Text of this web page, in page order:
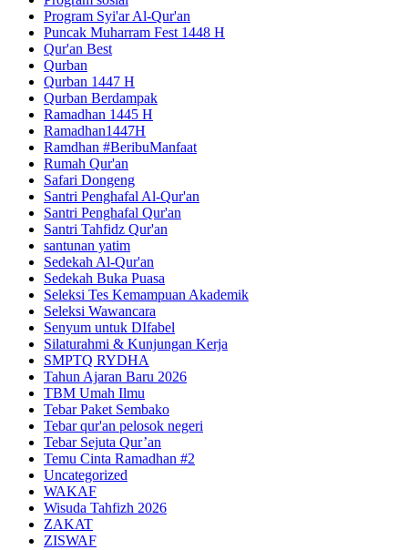
Program Syi'ar Al-Qur'an
Puncak Muharram Fest 1448 H
Qur'an Best
Qurban
Qurban 1447 H
Qurban Berdampak
Ramadhan 1445 H
Ramadhan1447H
Ramdhan #BeribuManfaat
Rumah Qur'an
Safari Dongeng
Santri Penghafal Al-Qur'an
Santri Penghafal Qur'an
Santri Tahfidz Qur'an
santunan yatim
Sedekah Al-Qur'an
Sedekah Buka Puasa
Seleksi Tes Kemampuan Akademik
Seleksi Wawancara
Senyum untuk DIfabel
Silaturahmi & Kunjungan Kerja
SMPTQ RYDHA
Tahun Ajaran Baru 2026
TBM Umah Ilmu
Tebar Paket Sembako
Tebar qur'an pelosok negeri
Tebar Sejuta Qur’an
Temu Cinta Ramadhan #2
Uncategorized
WAKAF
Wisuda Tahfizh 2026
ZAKAT
ZISWAF